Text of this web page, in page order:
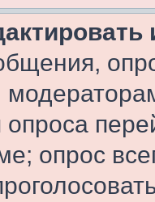
опроса
опрос